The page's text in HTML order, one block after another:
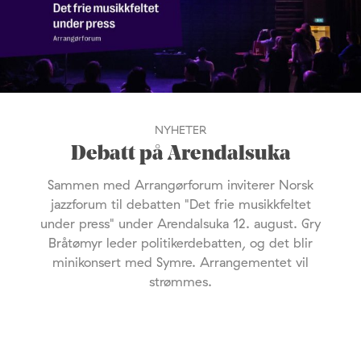
NYHETER
Debatt på Arendalsuka
Sammen med Arrangørforum inviterer Norsk
jazzforum til debatten "Det frie musikkfeltet
under press" under Arendalsuka 12. august. Gry
Bråtømyr leder politikerdebatten, og det blir
minikonsert med Symre. Arrangementet vil
strømmes.